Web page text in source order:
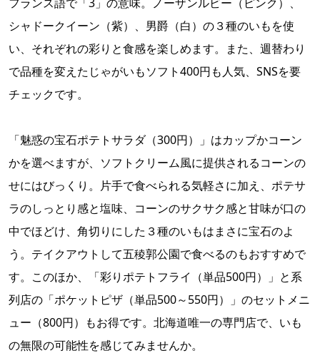
シャドークイーン（紫）、男爵（白）の３種のいもを使
い、それぞれの彩りと食感を楽しめます。また、週替わり
で品種を変えたじゃがいもソフト400円も人気、SNSを要
チェックです。
「魅惑の宝石ポテトサラダ（300円）」はカップかコーン
かを選べますが、ソフトクリーム風に提供されるコーンの
せにはびっくり。片手で食べられる気軽さに加え、ポテサ
ラのしっとり感と塩味、コーンのサクサク感と甘味が口の
中でほどけ、角切りにした３種のいもはまさに宝石のよ
う。テイクアウトして五稜郭公園で食べるのもおすすめで
す。このほか、「彩りポテトフライ（単品500円）」と系
列店の「ポケットピザ（単品500～550円）」のセットメニ
ュー（800円）もお得です。北海道唯一の専門店で、いも
の無限の可能性を感じてみませんか。